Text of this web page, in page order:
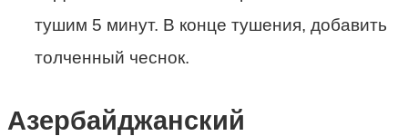
тушим 5 минут. В конце тушения, добавить
толченный чеснок.
Азербайджанский